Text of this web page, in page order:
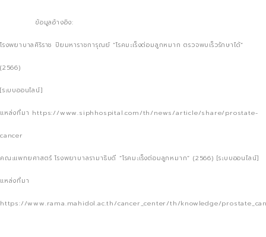
ข้อมูลอ้างอิง:
โรงพยาบาลศิริราช ปิยมหาราชการุณย์ “โรคมะเร็งต่อมลูกหมาก ตรวจพบเร็วรักษาได้”
(2566)
[ระบบออนไลน์]
แหล่งที่มา https://www.siphhospital.com/th/news/article/share/prostate-
cancer
คณะแพทยศาสตร์ โรงพยาบาลรามาธิบดี “โรคมะเร็งต่อมลูกหมาก” (2566) [ระบบออนไลน์]
แหล่งที่มา
https://www.rama.mahidol.ac.th/cancer_center/th/knowledge/